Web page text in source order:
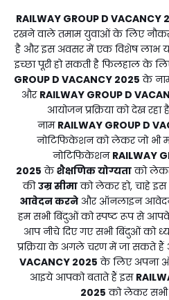
RAILWAY GROUP D VACANCY
रखने वाले तमाम युवाओं के लिए
है और इस अवसर में एक विशेष लाभ
इच्छा पूरी हो सकती है फिलहाल के
GROUP D VACANCY 2025 के
और RAILWAY GROUP D
आयोजन प्रक्रिया को देख
नाम RAILWAY GROUP D
नोटिफिकेशन को लेकर जो भी
नोटिफिकेशन RAILWAY
2025 केशैक्षणिक योग्यताको
कीउम्र सीमाको लेकर हो, चाहे
आवेदन करनेऔर ऑनलाइन
हम सभी बिंदुओं को स्पष्ट रूप से
आप नीचे दिए गए सभी बिंदुओं को
प्रक्रिया के अगले चरण में जा सकते
VACANCY 2025 के लिए अपना
आइये आपको बताते हैं इस
2025 को लेकर सभी